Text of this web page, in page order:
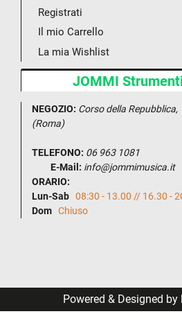
Registrati
Il mio Carrello
La mia Wishlist
JOMMI
NEGOZIO: Corso della
(Roma)
TELEFONO: 06 963 1081
E-Mail: info@jommimusica.it
ORARIO:
Lun-Sab 08:30 - 13.00 // 16.30 -
Dom Chiuso
Powered & Designed by